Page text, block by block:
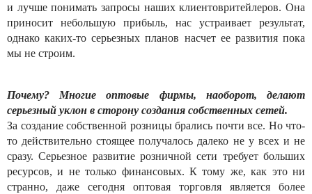
и лучше понимать запросы наших клиентовритейлеров. Она
приносит небольшую прибыль, нас устраивает результат,
однако каких-то серьезных планов насчет ее развития пока
мы не строим.
Почему? Многие оптовые фирмы, наоборот, делают
серьезный уклон в сторону создания собственных сетей.
За создание собственной розницы брались почти все. Но что-
то действительно стоящее получалось далеко не у всех и не
сразу. Серьезное развитие розничной сети требует больших
ресурсов, и не только финансовых. К тому же, как это ни
странно, даже сегодня оптовая торговля является более